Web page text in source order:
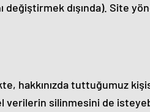
değiştirmek dışında). Site
hakkınızda tuttuğumuz
verilerin silinmesini de